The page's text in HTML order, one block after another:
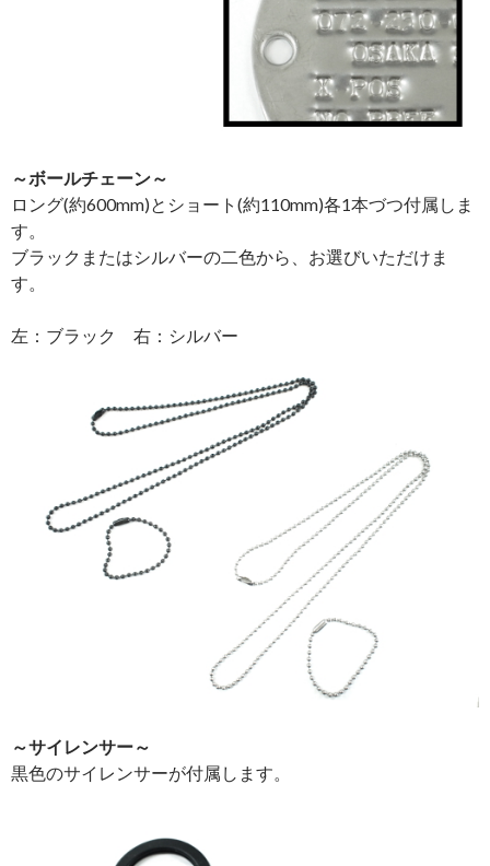
～ボールチェーン～
ロング(約600mm)とショート(約110mm)各1本づつ付属しま
す。
ブラックまたはシルバーの二色から、お選びいただけま
す。
左：ブラック 右：シルバー
～サイレンサー～
黒色のサイレンサーが付属します。